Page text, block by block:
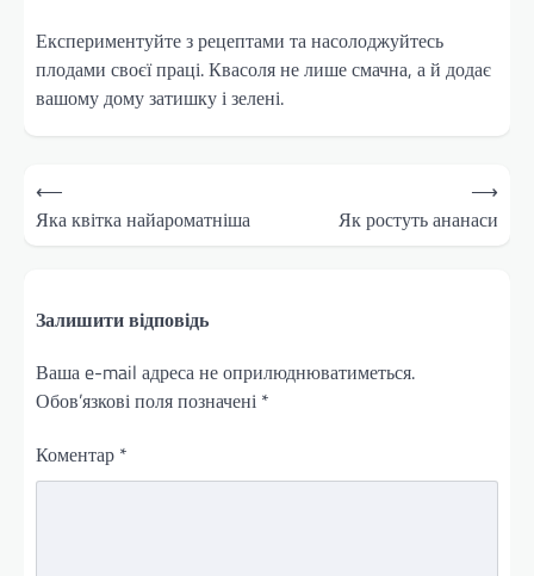
Експериментуйте з рецептами та насолоджуйтесь
плодами своєї праці. Квасоля не лише смачна, а й додає
вашому дому затишку і зелені.
Навігація
записів
⟵
Яка квітка найароматніша
Як ростуть ананаси
⟶
Залишити відповідь
Ваша e-mail адреса не оприлюднюватиметься.
Обов’язкові поля позначені *
Коментар *